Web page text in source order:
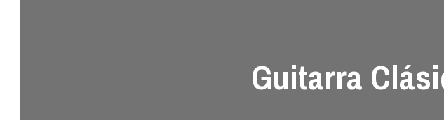
Guitarra